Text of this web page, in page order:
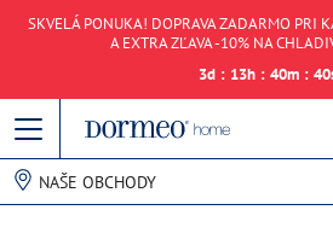
SKVELÁ PONUKA! DOPRAVA ZADARMO PRI
A EXTRA ZĽAVA -10% NA
3d : 13h : 40m : 40
NAŠE OBCHODY